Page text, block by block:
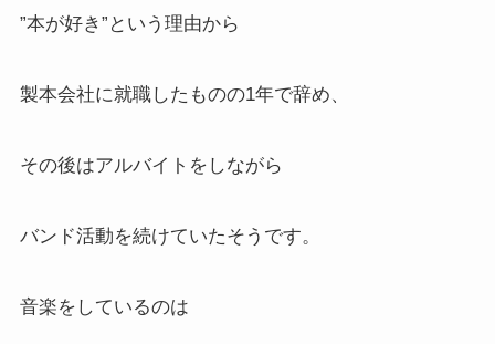
”本が好き”という理由から
製本会社に就職したものの1年で辞め、
その後はアルバイトをしながら
バンド活動を続けていたそうです。
音楽をしているのは